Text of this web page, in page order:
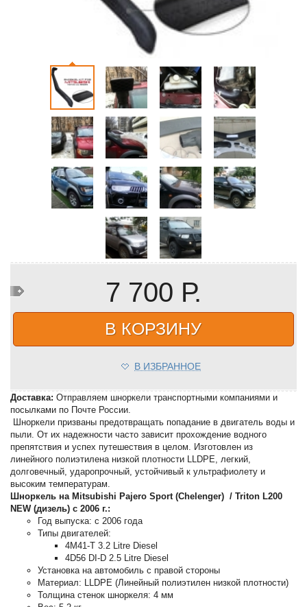
7 700 Р.
В КОРЗИНУ
В ИЗБРАННОЕ
Доставка:Отправляем шноркели транспортными компаниями и
посылками по Почте России.
Шноркели призваны предотвращать попадание в двигатель воды и
пыли. От их надежности часто зависит прохождение водного
препятствия и успех путешествия в целом. Изготовлен из
линейного полиэтилена низкой плотности LLDPE, легкий,
долговечный, ударопрочный, устойчивый к ультрафиолету и
высоким температурам.
Шноркель на Mitsubishi Pajero Sport (Сhelenger) / Triton L200
NEW (дизель) c 2006 г.:
Год выпуска: с 2006 года
Типы двигателей:
4M41-T 3.2 Litre Diesel
4D56 DI-D 2.5 Litre Diesel
Установка на автомобиль с правой стороны
Материал: LLDPE (Линейный полиэтилен низкой плотности)
Толщина стенок шноркеля: 4 мм